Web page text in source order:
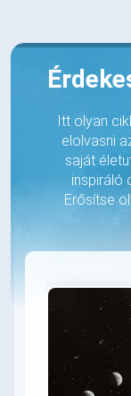
Itt olyan
elolvasni
saját
inspiráló
Erősítse